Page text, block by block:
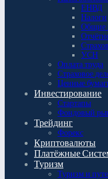
ЕНВД
Налоги
Общие
УСН
Оплата труда
Страховое
Ценные
Инвестирование
Стартапы
Фондовый
Трейдинг
Форекс
Криптовалюты
Платёжные
Туризм
Туризм и